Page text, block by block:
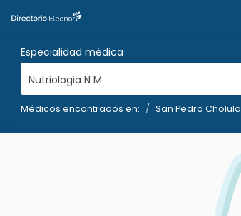
Especialidad médica
Nutriologia N M
Médicos encontrados en: San Pedro Cholula